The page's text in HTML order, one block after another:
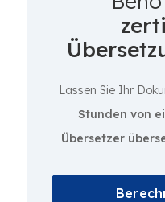
Lassen Sie Ihr
Stunden von
Übersetzer